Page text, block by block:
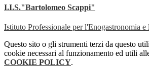
I.I.S."Bartolomeo Scappi"
Istituto Professionale per l'Enogastronomia
Questo sito o gli strumenti terzi da questo
cookie necessari al funzionamento ed utili
COOKIE POLICY.